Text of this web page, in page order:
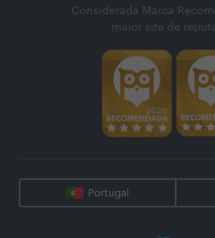
Considerada Marca
maior site de
Portugal